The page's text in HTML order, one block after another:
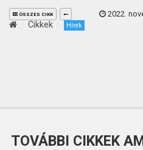
ÖSSZES CIKK 2022.
Cikkek Hírek
TOVÁBBI CIKKEK